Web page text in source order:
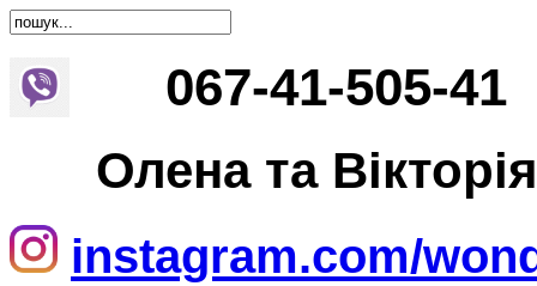
067-41-505-41
Олена та Вікторія
instagram.com/